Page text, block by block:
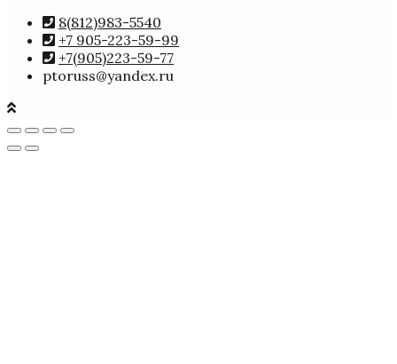
8(812)983-5540
+7 905-223-59-99
+7(905)223-59-77
ptoruss@yandex.ru